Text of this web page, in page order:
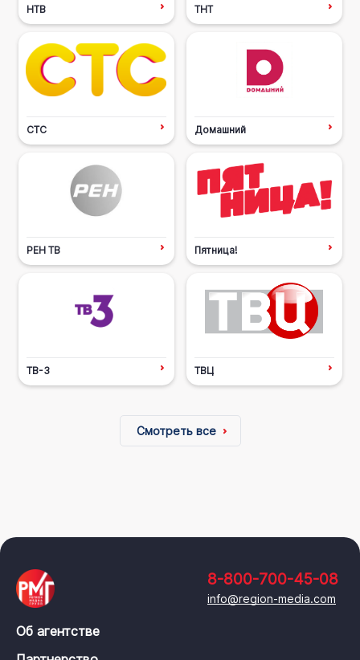
НТВ ТНТ
СТС Домашний
РЕН ТВ Пятница!
ТВ-3 ТВЦ
Смотреть все
8-800-700-45-08
info@region-media.com
Об агентстве